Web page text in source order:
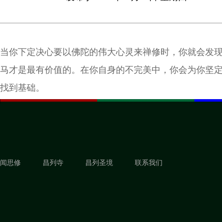
当你下定决心要以佛陀的伟大心灵来禅修时，你就会发
马才是最有价值的。在你自身的不完美中，你会为你坚
找到基础。
闻思修 昌列寺 昌列圣境 联系我们